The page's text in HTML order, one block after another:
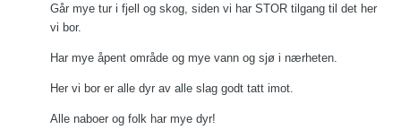
Går mye tur i fjell og skog, siden vi har STOR tilgang til det her
vi bor.
Har mye åpent område og mye vann og sjø i nærheten.
Her vi bor er alle dyr av alle slag godt tatt imot.
Alle naboer og folk har mye dyr!